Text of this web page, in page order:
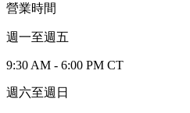
營業時間
週一至週五
9:30 AM - 6:00 PM CT
週六至週日